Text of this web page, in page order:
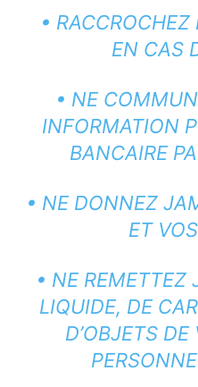
•
EN CAS
• NE
INFORMATION
BANCAIRE
• NE DONNEZ
ET
• NE REMETTEZ
LIQUIDE, DE
D’OBJETS